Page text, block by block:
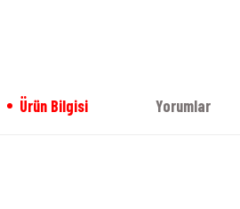
Ürün Bilgisi Yorumlar